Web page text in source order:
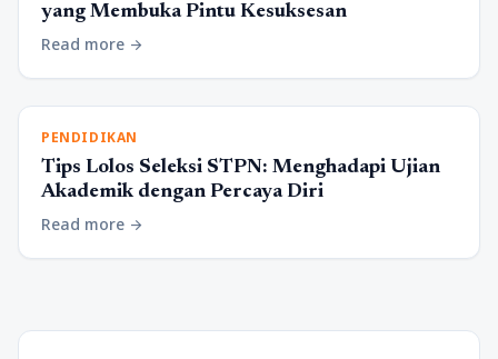
yang Membuka Pintu Kesuksesan
Read more arrow_forward
PENDIDIKAN
Tips Lolos Seleksi STPN: Menghadapi Ujian
Akademik dengan Percaya Diri
Read more arrow_forward